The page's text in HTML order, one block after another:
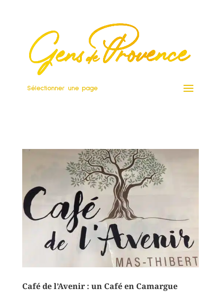
Sélectionner une page
Café de l’Avenir : un Café en Camargue